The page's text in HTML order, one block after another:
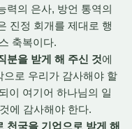
력의 은사, 방언 통역의
진정 회개를 제대로 행
축복이다.
분을 받게 해 주신 것에
으로 우리가 감사해야 할
이 여기어 하나님의 일
에 감사해야 한다.
천국을 기업으로 받게 해